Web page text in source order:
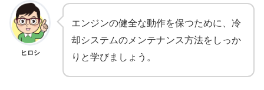
ヒロシ
エンジンの健全な動作を保つために、冷
却システムのメンテナンス方法をしっか
りと学びましょう。